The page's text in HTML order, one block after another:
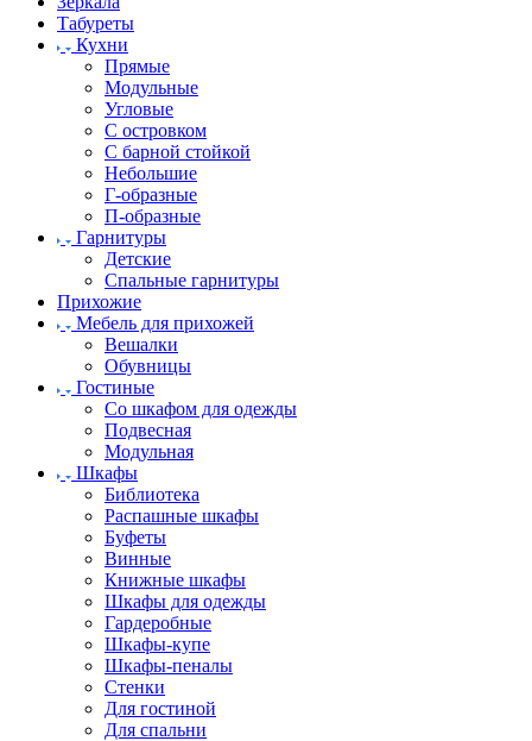
Табуреты
Кухни
Прямые
Модульные
Угловые
С островком
С барной стойкой
Небольшие
Г-образные
П-образные
Гарнитуры
Детские
Спальные гарнитуры
Прихожие
Мебель для прихожей
Вешалки
Обувницы
Гостиные
Со шкафом для одежды
Подвесная
Модульная
Шкафы
Библиотека
Распашные шкафы
Буфеты
Винные
Книжные шкафы
Шкафы для одежды
Гардеробные
Шкафы-купе
Шкафы-пеналы
Стенки
Для гостиной
Для спальни